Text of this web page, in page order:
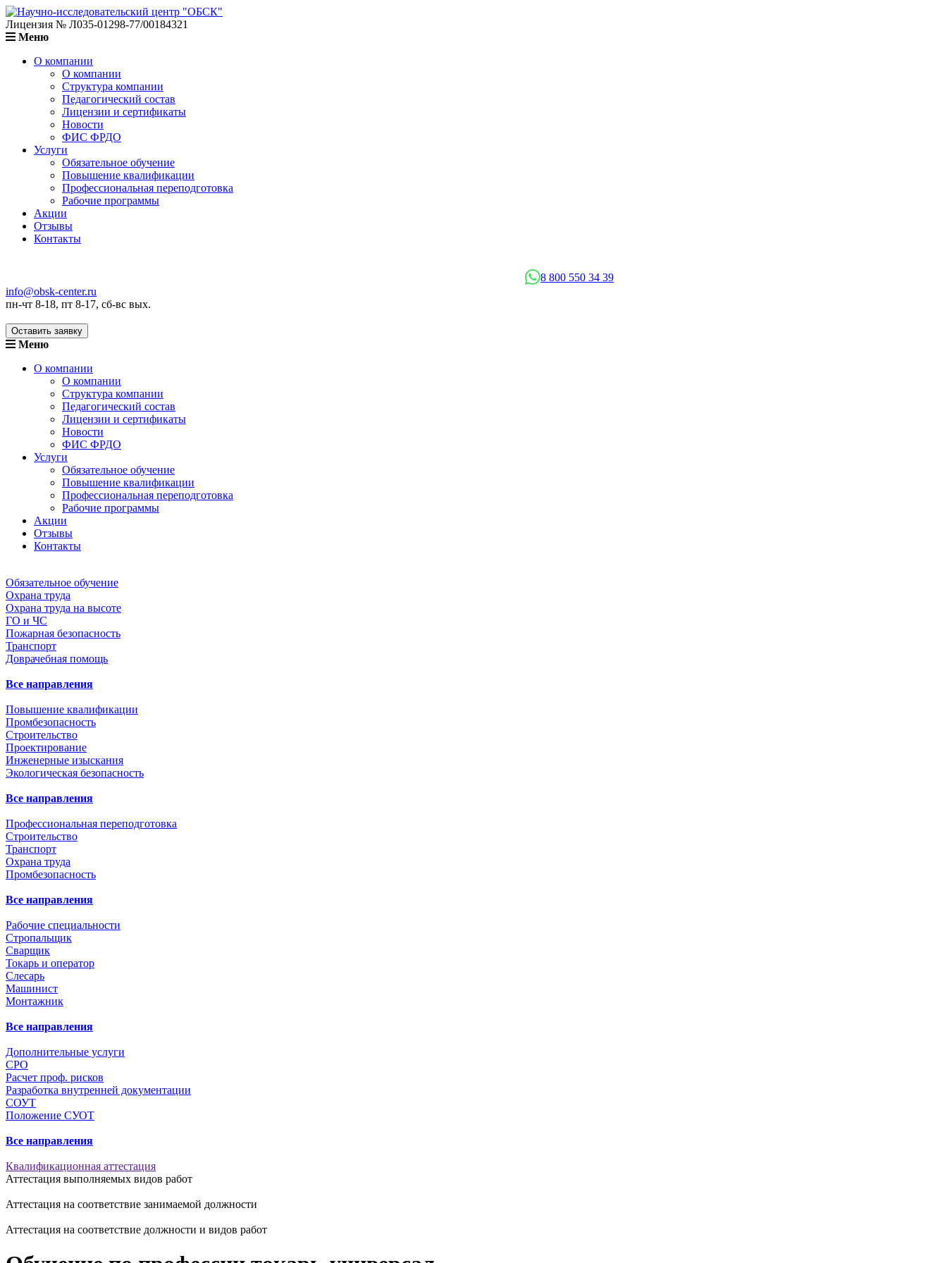
Лицензия № Л035-01298-77/00184321
Меню
О компании
О компании
Структура компании
Педагогический состав
Лицензии и сертификаты
Новости
ФИС ФРДО
Услуги
Обязательное обучение
Повышение квалификации
Профессиональная переподготовка
Рабочие программы
Акции
Отзывы
Контакты
8 800 550 34 39
info@obsk-center.ru
пн-чт 8-18, пт 8-17, сб-вс вых.
Оставить заявку
Меню
О компании
О компании
Структура компании
Педагогический состав
Лицензии и сертификаты
Новости
ФИС ФРДО
Услуги
Обязательное обучение
Повышение квалификации
Профессиональная переподготовка
Рабочие программы
Акции
Отзывы
Контакты
Обязательное обучение
Охрана труда
Охрана труда на высоте
ГО и ЧС
Пожарная безопасность
Транспорт
Доврачебная помощь
Все направления
Повышение квалификации
Промбезопасность
Строительство
Проектирование
Инженерные изыскания
Экологическая безопасность
Все направления
Профессиональная переподготовка
Строительство
Транспорт
Охрана труда
Промбезопасность
Все направления
Рабочие специальности
Стропальщик
Сварщик
Токарь и оператор
Слесарь
Машинист
Монтажник
Все направления
Дополнительные услуги
СРО
Расчет проф. рисков
Разработка внутренней документации
СОУТ
Положение СУОТ
Все направления
Квалификационная аттестация
Аттестация выполняемых видов работ
Аттестация на соответствие занимаемой должности
Аттестация на соответствие должности и видов работ